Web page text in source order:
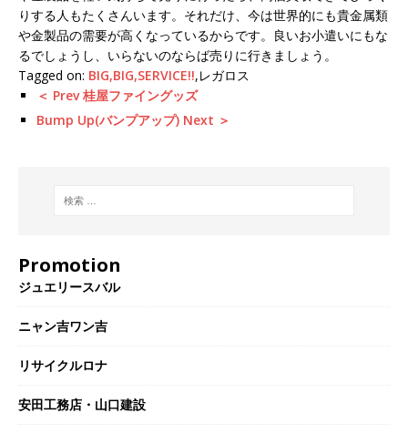
りする人もたくさんいます。それだけ、今は世界的にも貴金属類
や金製品の需要が高くなっているからです。良いお小遣いにもな
るでしょうし、いらないのならば売りに行きましょう。
Tagged on: BIG,BIG,SERVICE!!,レガロス
＜ Prev 桂屋ファイングッズ
Bump Up(バンプアップ) Next ＞
Promotion
ジュエリースバル
ニャン吉ワン吉
リサイクルロナ
安田工務店・山口建設